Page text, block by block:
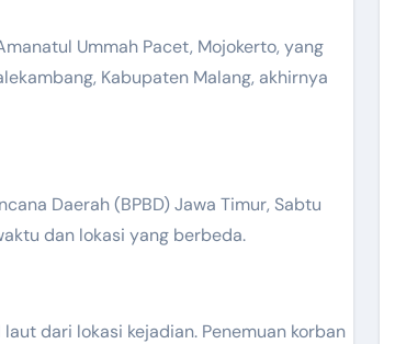
Ummah Pacet, Mojokerto, yang
Kabupaten Malang, akhirnya
dan lokasi yang berbeda.
dari lokasi kejadian. Penemuan korban